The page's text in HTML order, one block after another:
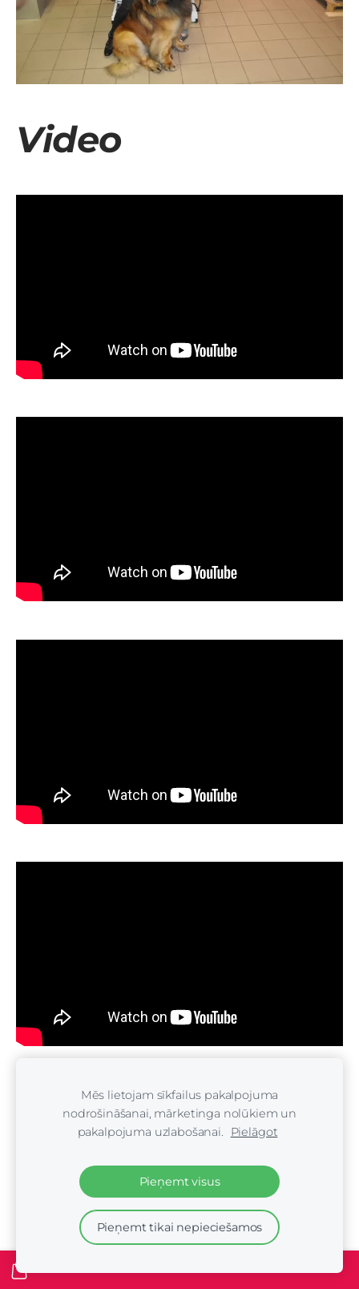
Video
Mēs lietojam sīkfailus pakalpojuma
nodrošināšanai, mārketinga nolūkiem un
pakalpojuma uzlabošanai.
Pielāgot
Pieņemt visus
Pieņemt tikai nepieciešamos